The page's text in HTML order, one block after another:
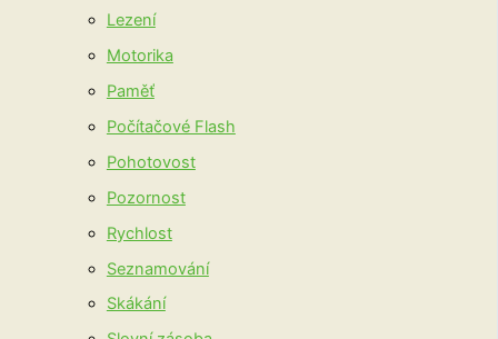
Lezení
Motorika
Paměť
Počítačové Flash
Pohotovost
Pozornost
Rychlost
Seznamování
Skákání